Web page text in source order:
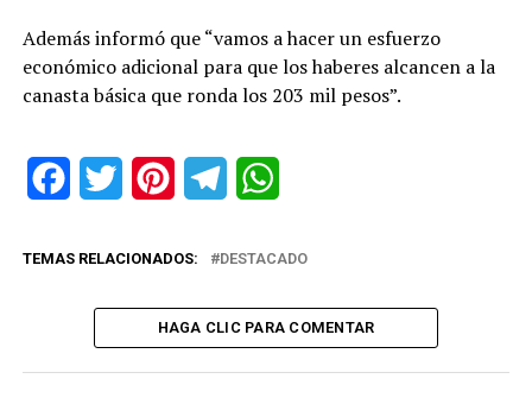
Además informó que “vamos a hacer un esfuerzo
económico adicional para que los haberes alcancen a la
canasta básica que ronda los 203 mil pesos”.
FacebookTwitter PinterestTelegram
TEMAS RELACIONADOS: DESTACADO
HAGA CLIC PARA COMENTAR